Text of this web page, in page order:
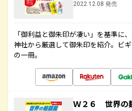
2022.12.08 発売
「御利益と御朱印が凄い」を基準に
神社から厳選して御朱印を紹介。ビ
の一冊。
Ｗ２６ 世界の